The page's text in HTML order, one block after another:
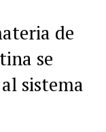
de
se
sistema